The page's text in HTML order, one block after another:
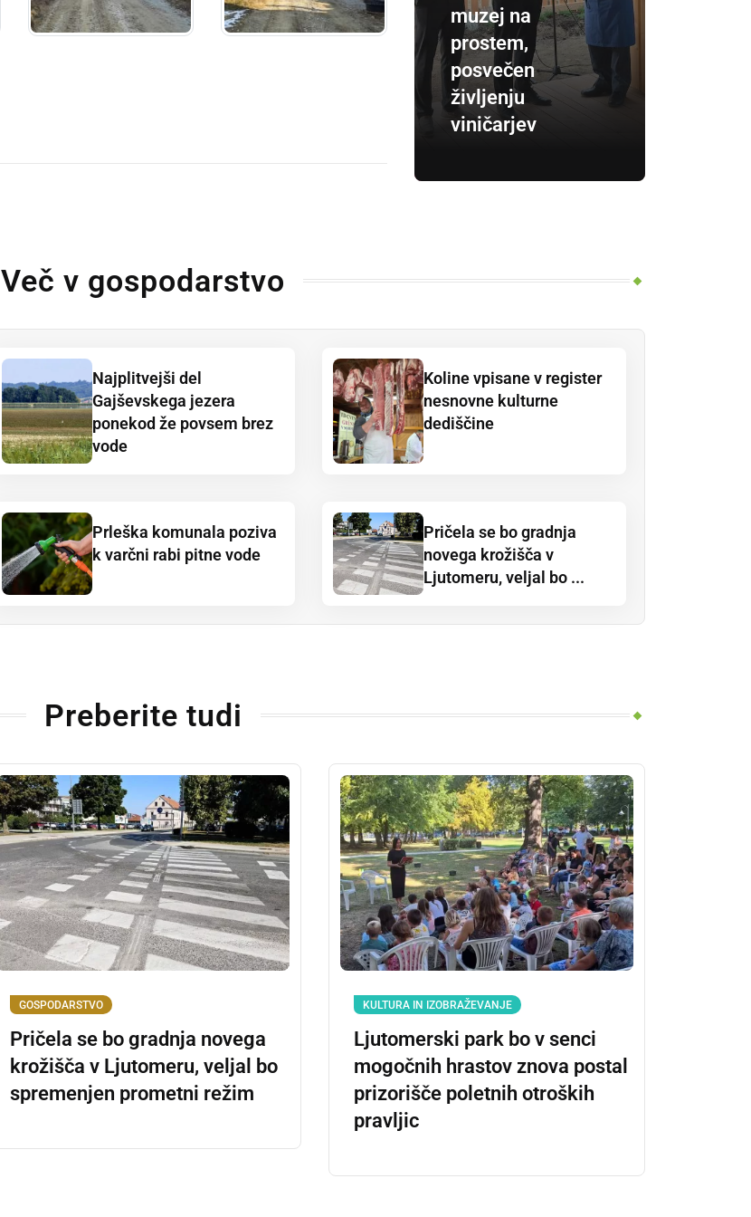
muzej na
prostem,
posvečen
življenju
viničarjev
Več v gospodarstvo
Najplitvejši del
Gajševskega jezera
ponekod že povsem brez
vode
Koline vpisane v register
nesnovne kulturne
dediščine
Prleška komunala poziva
k varčni rabi pitne vode
Pričela se bo gradnja
novega krožišča v
Ljutomeru, veljal bo ...
Preberite tudi
GOSPODARSTVO
Pričela se bo gradnja novega
krožišča v Ljutomeru, veljal bo
spremenjen prometni režim
KULTURA IN IZOBRAŽEVANJE
Ljutomerski park bo v senci
mogočnih hrastov znova postal
prizorišče poletnih otroških
pravljic